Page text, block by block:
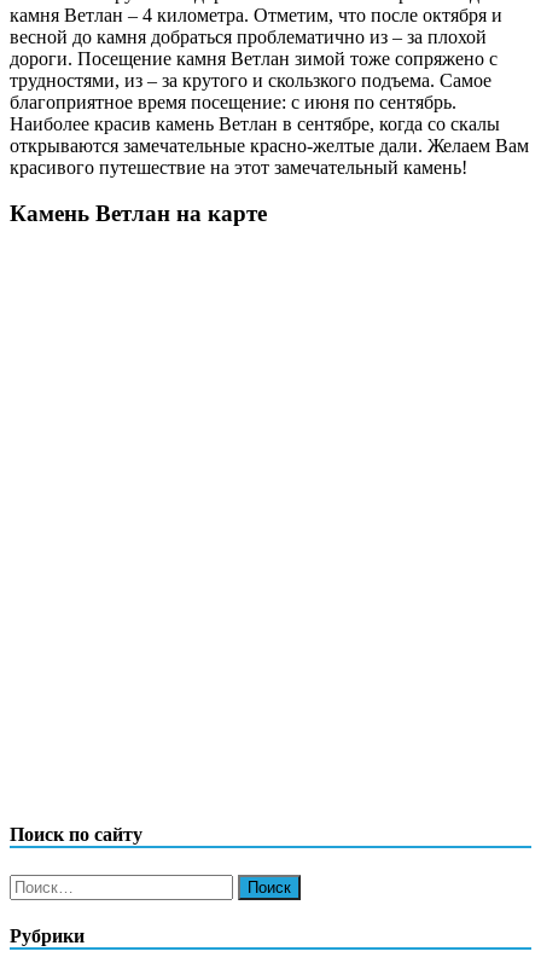
камня Ветлан – 4 километра. Отметим, что после октября и
весной до камня добраться проблематично из – за плохой
дороги. Посещение камня Ветлан зимой тоже сопряжено с
трудностями, из – за крутого и скользкого подъема. Самое
благоприятное время посещение: с июня по сентябрь.
Наиболее красив камень Ветлан в сентябре, когда со скалы
открываются замечательные красно-желтые дали. Желаем Вам
красивого путешествие на этот замечательный камень!
Камень Ветлан на карте
Поиск по сайту
Найти:
Рубрики